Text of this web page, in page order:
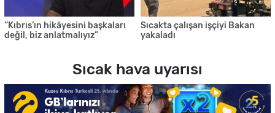
“Kıbrıs’ın hikâyesini başkaları
değil, biz anlatmalıyız”
Sıcakta çalışan işçiyi Bakan
yakaladı
Sıcak hava uyarısı